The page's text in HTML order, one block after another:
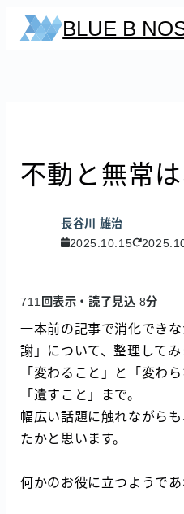
BLUE B
不動と無常
長谷川 雄治
2025.10.15
711 回表示・読了見込 8分
一本前の記事で消化でき
謝」について、整理してみ
「変わること」と「変わ
「遺すこと」まで。
幅広い話題に触れながら
たかと思います。
何かのお役に立つようであ